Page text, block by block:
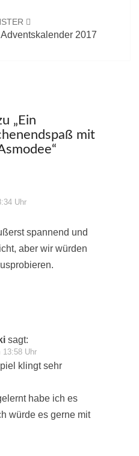
2017
„ Ein
mit
“
Uhr
spannend und
aber wir würden
sagt:
13:58 Uhr
klingt sehr
habe ich es
würde es gerne mit